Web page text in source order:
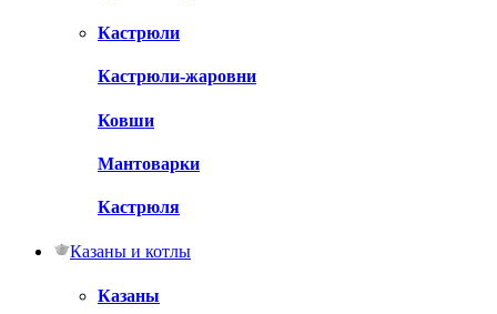
Кастрюли
Кастрюли-жаровни
Ковши
Мантоварки
Кастрюля
Казаны и котлы
Казаны